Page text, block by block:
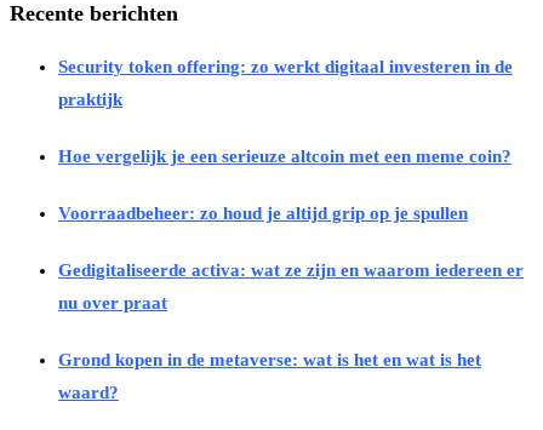
Recente berichten
Security token offering: zo werkt digitaal investeren in de
praktijk
Hoe vergelijk je een serieuze altcoin met een meme coin?
Voorraadbeheer: zo houd je altijd grip op je spullen
Gedigitaliseerde activa: wat ze zijn en waarom iedereen er
nu over praat
Grond kopen in de metaverse: wat is het en wat is het
waard?